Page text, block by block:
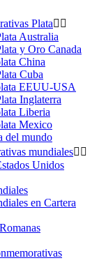
Plata 
Australia
y Oro Canada
China
Cuba
EEUU-USA
Inglaterra
Liberia
Mexico
del mundo
mundiales 
Unidos
en Cartera